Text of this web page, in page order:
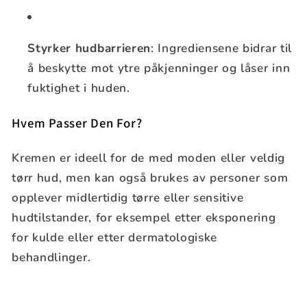
Styrker hudbarrieren: Ingrediensene bidrar til
å beskytte mot ytre påkjenninger og låser inn
fuktighet i huden.
Hvem Passer Den For?
Kremen er ideell for de med moden eller veldig
tørr hud, men kan også brukes av personer som
opplever midlertidig tørre eller sensitive
hudtilstander, for eksempel etter eksponering
for kulde eller etter dermatologiske
behandlinger.